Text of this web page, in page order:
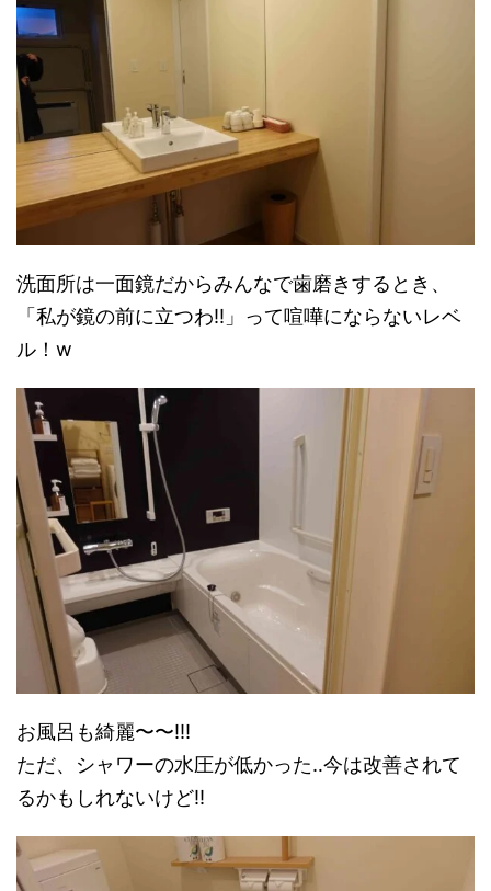
洗面所は一面鏡だからみんなで歯磨きするとき、
「私が鏡の前に立つわ!!」って喧嘩にならないレベ
ル！w
お風呂も綺麗〜〜!!!
ただ、シャワーの水圧が低かった‥今は改善されて
るかもしれないけど!!